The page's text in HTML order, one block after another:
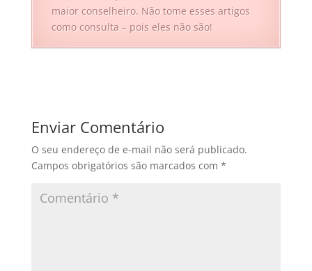
maior conselheiro. Não tome esses artigos
como consulta – pois eles não são!
Enviar Comentário
O seu endereço de e-mail não será publicado.
Campos obrigatórios são marcados com *